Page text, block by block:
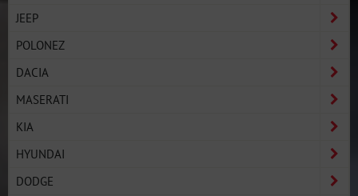
JEEP
POLONEZ
DACIA
MASERATI
KIA
HYUNDAI
DODGE